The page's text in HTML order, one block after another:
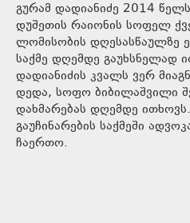
გურამ დადიანიძე 2014
დუშეთის რაიონის სოფელ
ლომისობის დღესასწაულზე
საქმე დღემდე გაუხსნელად
დადიანიძის კვალს ვერ
დედა, სოფო ბიბილაშვილი
დახმარებას დღემდე
გაუჩინარების საქმეში
ჩაერთო.